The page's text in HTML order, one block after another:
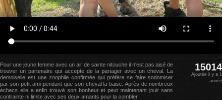
Pour une jeune femme avec un air de sainte nitouche il n'est pas aisé de
trouver un partenaire qui accepte de la partager avec un cheval. La
demoiselle est une zoophile confirmée qui préfère se faire sodomiser
par son petit ami pendant que son cheval la baise. Après de nombreux
échecs elle a enfin trouvé son bonheur et peut maintenant jouir sans
contrainte ni limite avec ses deux amants pour la combler.
15014
Ajoutée il y a 1
année